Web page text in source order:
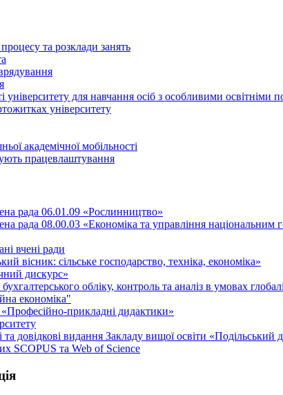
та розклади занять
університету для навчання осіб з особливими освітніми
університету
академічної мобільності
працевлаштування
рада 06.01.09 «Рослинництво»
рада 08.00.03 «Економіка та управління
вчені ради
вісник: сільське господарство, техніка, економіка»
дискурс»
обліку, контроль та аналіз в умовах
економіка"
прикладні дидактики»
та довідкові видання Закладу вищої освіти «Подільський
SCOPUS та Web of Science